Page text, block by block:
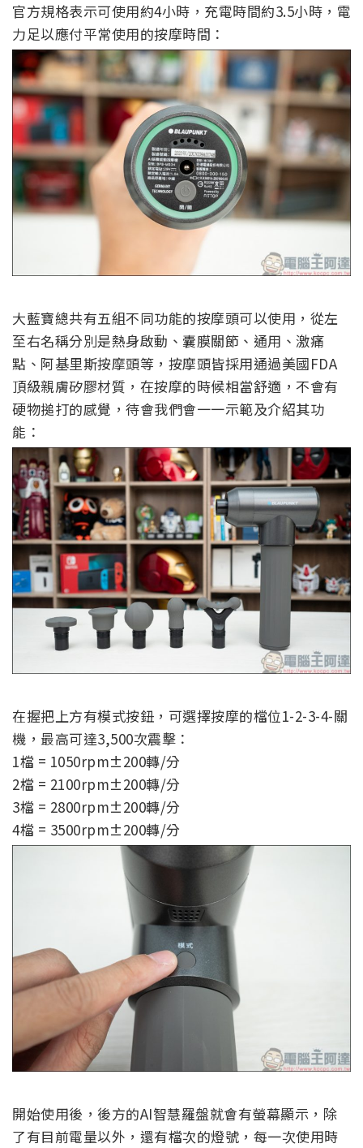
官方規格表示可使用約4小時，充電時間約3.5小時，電
力足以應付平常使用的按摩時間：
大藍寶總共有五組不同功能的按摩頭可以使用，從左
至右名稱分別是熱身啟動、囊膜關節、通用、激痛
點、阿基里斯按摩頭等，按摩頭皆採用通過美國FDA
頂級親膚矽膠材質，在按摩的時候相當舒適，不會有
硬物搥打的感覺，待會我們會一一示範及介紹其功
能：
在握把上方有模式按鈕，可選擇按摩的檔位1-2-3-4-關
機，最高可達3,500次震擊：
1檔 = 1050rpm±200轉/分
2檔 = 2100rpm±200轉/分
3檔 = 2800rpm±200轉/分
4檔 = 3500rpm±200轉/分
開始使用後，後方的AI智慧羅盤就會有螢幕顯示，除
了有目前電量以外，還有檔次的燈號，每一次使用時